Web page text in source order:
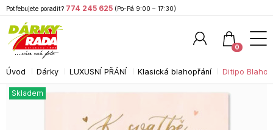
Úvod Dárky LUXUSNÍ PŘÁNÍ Klasická blahopřání Ditipo
Skladem
Potřebujete poradit? 774 245 625 (Po-Pá 9:00 – 17:30)
0
Hledat